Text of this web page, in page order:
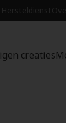
Hersteldienst
creaties